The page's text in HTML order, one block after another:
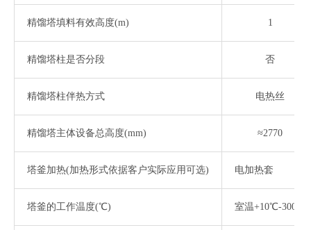
精馏塔填料有效高度(m) 1
精馏塔柱是否分段 否
精馏塔柱伴热方式 电热丝
精馏塔主体设备总高度(mm) ≈2770
塔釜加热(加热形式依据客户实际应用可选) 电加热套
塔釜的工作温度(℃) 室温+10℃-300℃